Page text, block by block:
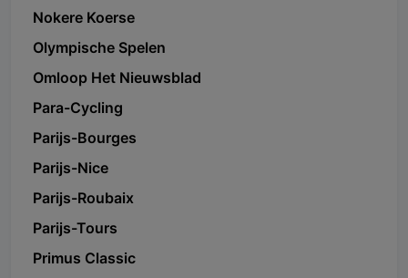
Nokere Koerse
Olympische Spelen
Omloop Het Nieuwsblad
Para-Cycling
Parijs-Bourges
Parijs-Nice
Parijs-Roubaix
Parijs-Tours
Primus Classic